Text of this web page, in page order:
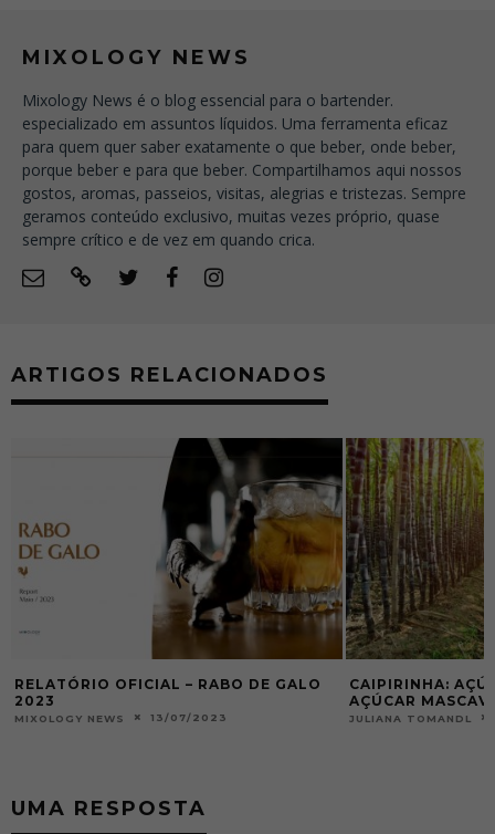
MIXOLOGY NEWS
Mixology News é o blog essencial para o bartender.
especializado em assuntos líquidos. Uma ferramenta eficaz
para quem quer saber exatamente o que beber, onde beber,
porque beber e para que beber. Compartilhamos aqui nossos
gostos, aromas, passeios, visitas, alegrias e tristezas. Sempre
geramos conteúdo exclusivo, muitas vezes próprio, quase
sempre crítico e de vez em quando crica.
ARTIGOS RELACIONADOS
CAIPIRINHA: AÇÚCAR REFINADO X
AÇÚCAR MASCAVO
JULIANA TOMANDL 17/05/2018
COVID-19 –
POR VIR E
MIXOLOGY NEWS
UMA RESPOSTA